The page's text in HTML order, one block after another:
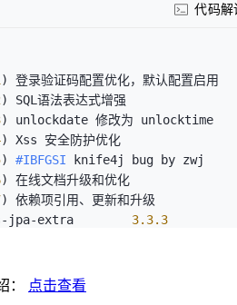
) 登录验证码配置优化，默认配置启用
) SQL语法表达式增强
) unlockdate 修改为 unlocktime
) Xss 安全防护优化
) #IBFGSI knife4j bug by zwj
) 在线文档升级和优化
) 依赖项引用、更新和升级
mybatis-jpa-extra
3.3.3
代码解
： 点击查看